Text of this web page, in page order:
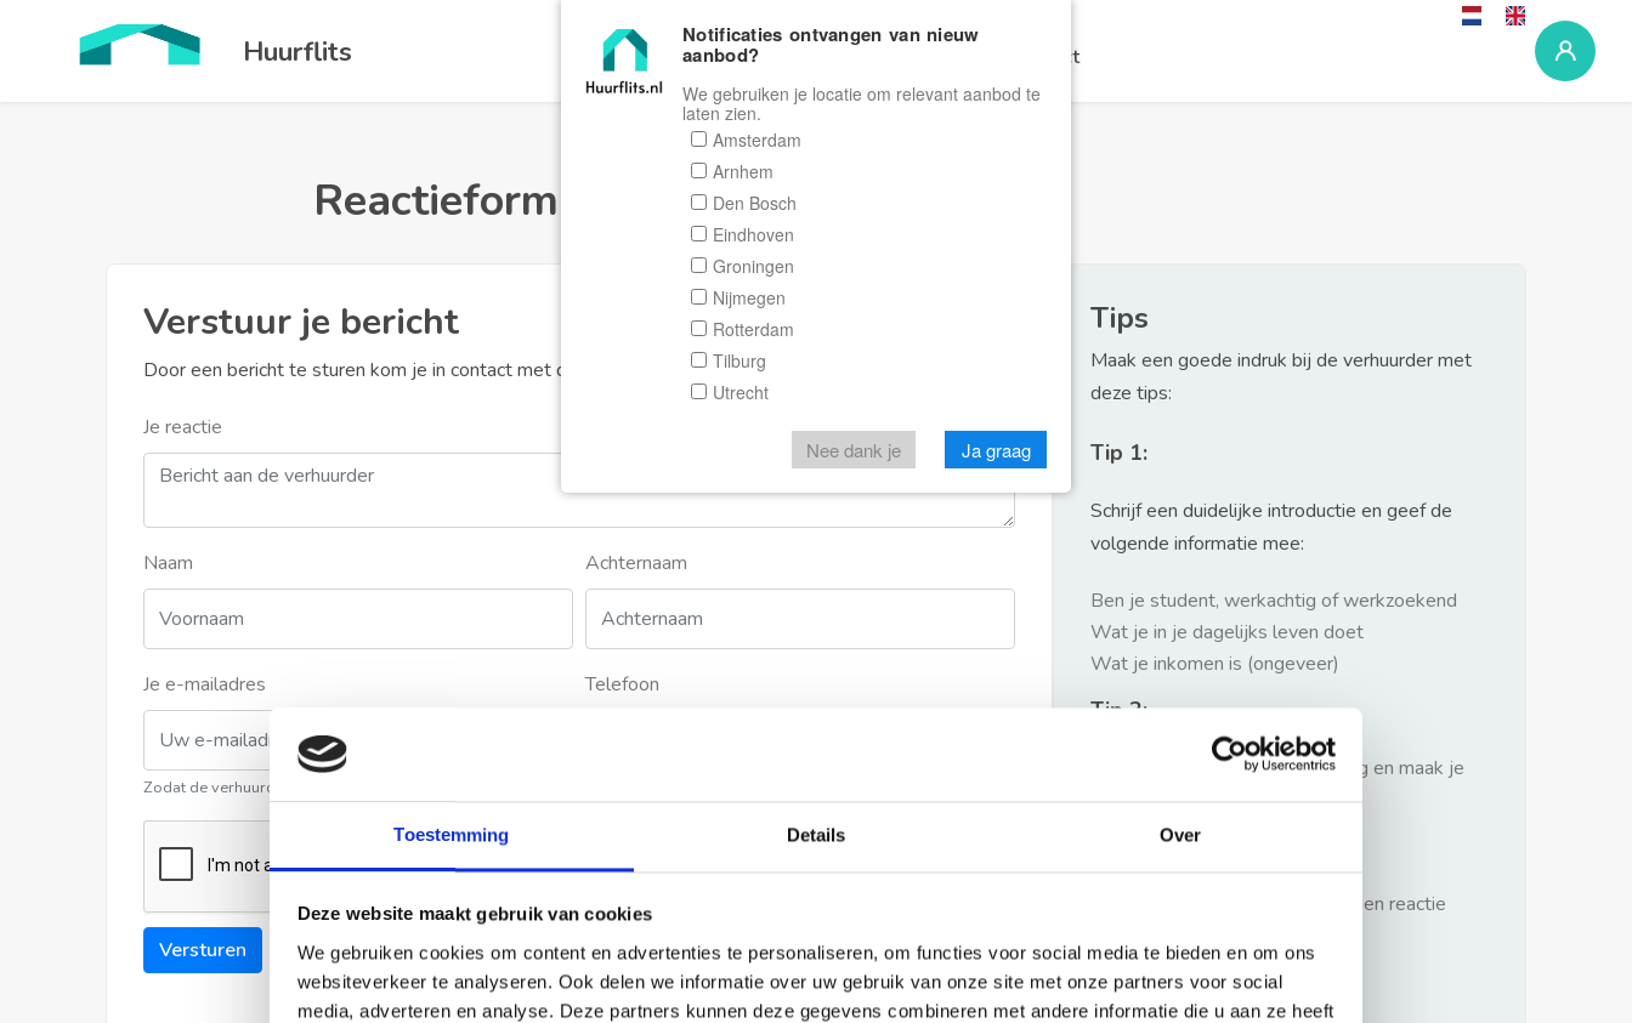
Toestemming Details Over
Deze website maakt gebruik van cookies
We gebruiken cookies om content en advertenties te personaliseren, om functies voor social media te bieden en om ons
websiteverkeer te analyseren. Ook delen we informatie over uw gebruik van onze site met onze partners voor social
media, adverteren en analyse. Deze partners kunnen deze gegevens combineren met andere informatie die u aan ze heeft
Huurflits Home Zoeken Contact
Reactieformulier Huurflits
Verstuur je bericht
Door een bericht te sturen kom je in contact met de aanbieder of makelaar van de woning.
Je reactie
Naam Achternaam
Je e-mailadres
Zodat de verhuurder contact met u kan opnemen
Telefoon
Versturen
Tips
Maak een goede indruk bij de verhuurder met
deze tips:
Tip 1:
Schrijf een duidelijke introductie en geef de
volgende informatie mee:
Ben je student, werkachtig of werkzoekend
Wat je in je dagelijks leven doet
Wat je inkomen is (ongeveer)
Tip 2:
Wees beleefd, niet te langdradig en maak je
verhaal kort
Wacht niet met reageren. Snel een reactie
Waarschuwing
Notificaties ontvangen van nieuw
aanbod?
We gebruiken je locatie om relevant aanbod te
laten zien.
Amsterdam
Arnhem
Den Bosch
Eindhoven
Groningen
Nijmegen
Rotterdam
Tilburg
Utrecht
Nee dank je Ja graag